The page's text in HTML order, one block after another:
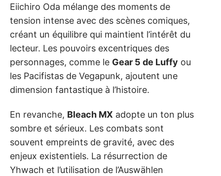
Eiichiro Oda mélange des moments de
tension intense avec des scènes comiques,
créant un équilibre qui maintient l’intérêt du
lecteur. Les pouvoirs excentriques des
personnages, comme le Gear 5 de Luffy ou
les Pacifistas de Vegapunk, ajoutent une
dimension fantastique à l’histoire.
En revanche, Bleach MX adopte un ton plus
sombre et sérieux. Les combats sont
souvent empreints de gravité, avec des
enjeux existentiels. La résurrection de
Yhwach et l’utilisation de l’Auswählen